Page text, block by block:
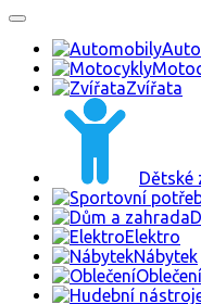
Zvířata
Dětské
Elektro
Nábytek
Oblečení